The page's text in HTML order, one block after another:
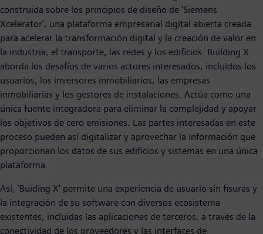
construida sobre los principios de diseño de 'Siemens
Xcelerator', una plataforma empresarial digital abierta creada
para acelerar la transformación digital y la creación de valor en
la industria, el transporte, las redes y los edificios. Building X
aborda los desafíos de varios actores interesados, incluidos los
usuarios, los inversores inmobiliarios, las empresas
inmobiliarias y los gestores de instalaciones. Actúa como una
única fuente integradora para eliminar la complejidad y apoyar
los objetivos de cero emisiones. Las partes interesadas en este
proceso pueden así digitalizar y aprovechar la información que
proporcionan los datos de sus edificios y sistemas en una única
plataforma.
Así, 'Buiding X' permite una experiencia de usuario sin fisuras y
la integración de su software con diversos ecosistema
existentes, incluidas las aplicaciones de terceros, a través de la
conectividad de los proveedores y las interfaces de